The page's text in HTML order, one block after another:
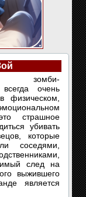
зомби-
всегда очень
физическом,
страшное
убивать
которые
соседями,
след на
выжившего
является